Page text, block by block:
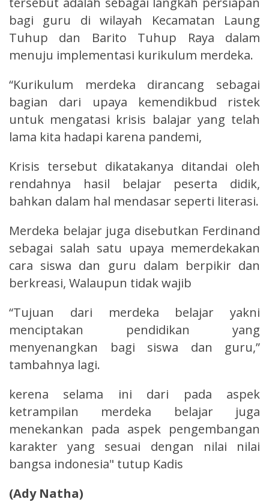
bagi guru di wilayah Kecamatan Laung
Tuhup dan Barito Tuhup Raya dalam
menuju implementasi kurikulum merdeka.
“Kurikulum merdeka dirancang sebagai
bagian dari upaya kemendikbud ristek
untuk mengatasi krisis balajar yang telah
lama kita hadapi karena pandemi,
Krisis tersebut dikatakanya ditandai oleh
rendahnya hasil belajar peserta didik,
bahkan dalam hal mendasar seperti literasi.
Merdeka belajar juga disebutkan Ferdinand
sebagai salah satu upaya memerdekakan
cara siswa dan guru dalam berpikir dan
berkreasi, Walaupun tidak wajib
“Tujuan dari merdeka belajar yakni
menciptakan pendidikan yang
menyenangkan bagi siswa dan guru,”
tambahnya lagi.
kerena selama ini dari pada aspek
ketrampilan merdeka belajar juga
menekankan pada aspek pengembangan
karakter yang sesuai dengan nilai nilai
bangsa indonesia" tutup Kadis
(Ady Natha)